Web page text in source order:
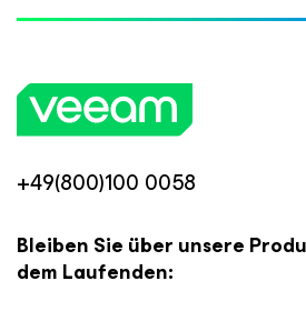
+49(800)100 0058
Bleiben Sie über unsere
dem Laufenden: